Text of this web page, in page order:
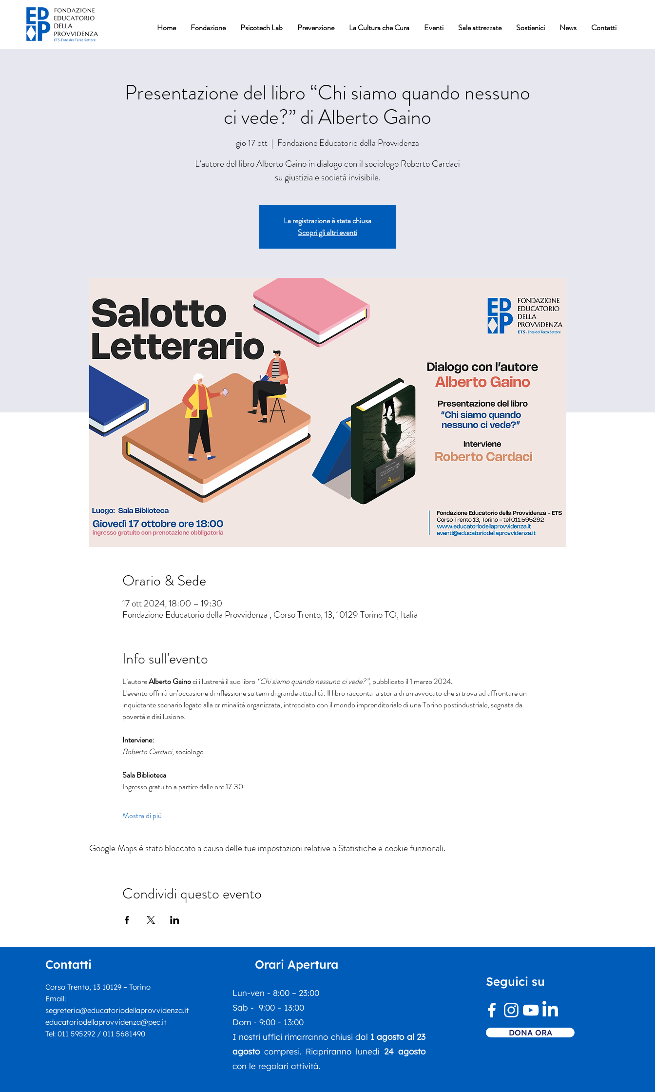
Home Fondazione Psicotech Lab Prevenzione La Cultura che Cura Eventi Sale attrezzate Sostienici News Contatti
Presentazione del libro “Chi siamo quando nessuno
ci vede?” di Alberto Gaino
gio 17 ott
  |
Fondazione Educatorio della Provvidenza
L’autore del libro Alberto Gaino in dialogo con il sociologo Roberto Cardaci
su giustizia e società invisibile.
La registrazione è stata chiusa
Scopri gli altri eventi
Orario & Sede
17 ott 2024, 18:00 – 19:30
Fondazione Educatorio della Provvidenza , Corso Trento, 13, 10129 Torino TO, Italia
Info sull'evento
L’autore Alberto Gaino ci illustrerà il suo libro “Chi siamo quando nessuno ci vede?”, pubblicato il 1 marzo 2024.
L'evento offrirà un’occasione di riflessione su temi di grande attualità. Il libro racconta la storia di un avvocato che si trova ad affrontare un
inquietante scenario legato alla criminalità organizzata, intrecciato con il mondo imprenditoriale di una Torino postindustriale, segnata da
povertà e disillusione.
Interviene:
Roberto Cardaci, sociologo
Sala Biblioteca
Ingresso gratuito a partire dalle ore 17:30
Mostra di più
Google Maps è stato bloccato a causa delle tue impostazioni relative a Statistiche e cookie funzionali.
Condividi questo evento
Contatti
Corso Trento, 13 10129 – Torino
Email:
segreteria@educatoriodellaprovvidenza.it
educatoriodellaprovvidenza@pec.it
Tel: 011 595292 / 011 5681490
Orari Apertura
Lun-ven - 8:00 – 23:00
Sab - 9:00 – 13:00
Dom - 9:00 - 13:00
I nostri uffici rimarranno chiusi dal 1 agosto al 23
agostocompresi. Riapriranno lunedì 24 agosto
con le regolari attività.
Seguici su
DONA ORA